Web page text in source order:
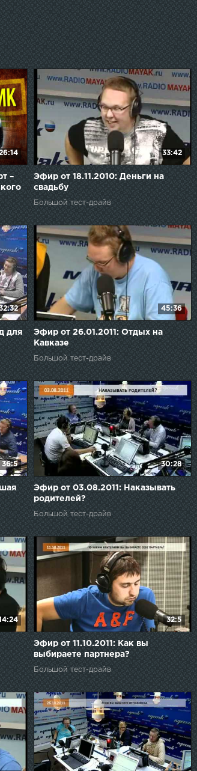
–
33:42
Эфир от 18.11.2010: Деньги на
свадьбу
Большой тест-драйв
для
45:36
Эфир от 26.01.2011: Отдых на
Кавказе
Большой тест-драйв
36:5 30:28
Эфир от 03.08.2011: Наказывать
родителей?
Большой тест-драйв
32:5
Эфир от 11.10.2011: Как вы
выбираете партнера?
Большой тест-драйв